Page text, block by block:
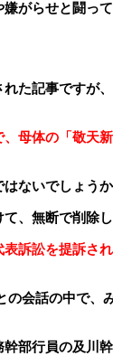
がらせと闘っ
た記事ですが
母体の「敬天
ないでしょうか
、無断で削除し
表訴訟を提訴さ
の会話の中で、
部行員の及川